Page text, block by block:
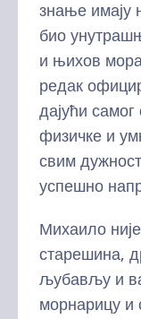
знање имају
био
и њихов
редак
дајући самог
физичке и
свим
успешно
Михаило
старешина,
љубављу и
морнарицу и